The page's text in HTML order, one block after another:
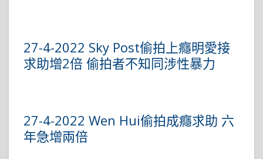
27-4-2022 Sky Post偷拍上癮明愛接
求助增2倍 偷拍者不知同涉性暴力
27-4-2022 Wen Hui偷拍成癮求助 六
年急增兩倍